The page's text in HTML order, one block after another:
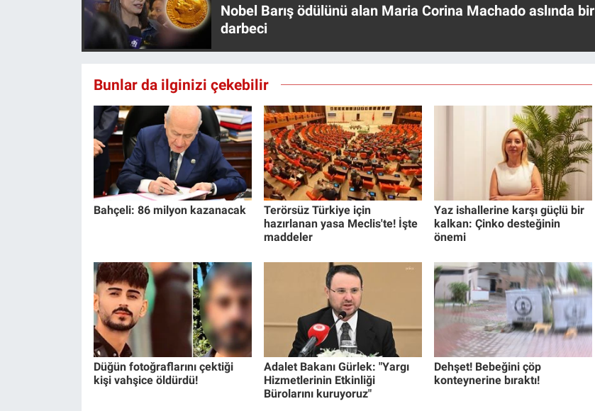
Nobel Barış ödülünü alan Maria Corina Machado aslında bir
darbeci
Bunlar da ilginizi çekebilir
Bahçeli: 86 milyon kazanacak
Terörsüz Türkiye için
hazırlanan yasa Meclis'te! İşte
maddeler
Yaz ishallerine karşı güçlü bir
kalkan: Çinko desteğinin
önemi
Düğün fotoğraflarını çektiği
kişi vahşice öldürdü!
Adalet Bakanı Gürlek: "Yargı
Hizmetlerinin Etkinliği
Bürolarını kuruyoruz"
Dehşet! Bebeğini çöp
konteynerine bıraktı!